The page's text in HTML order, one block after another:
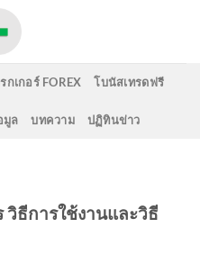
กเกอร์ FOREX โบนัสเทรดฟรี
มูล บทความ ปฏิทินข่าว
วิธีการใช้งานและวิธี